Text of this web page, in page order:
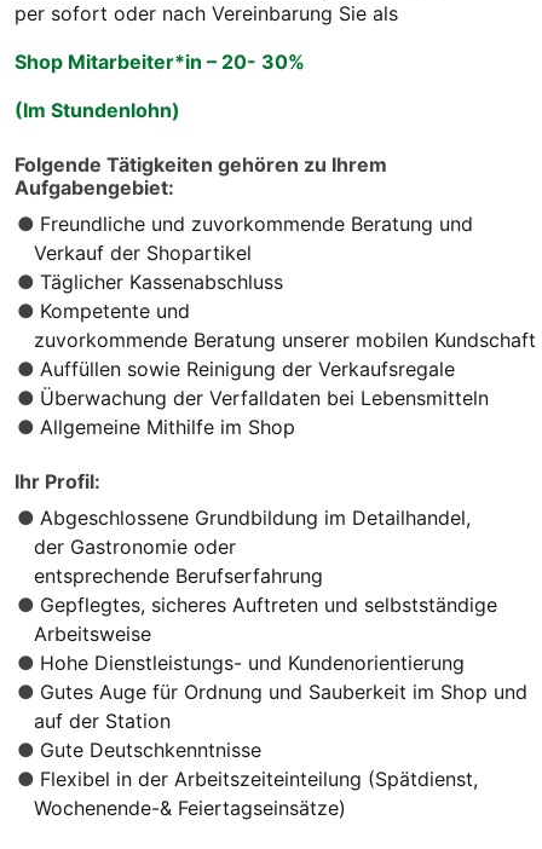
per sofort oder nach Vereinbarung Sie als
Shop Mitarbeiter*in – 20- 30%
(Im Stundenlohn)
Folgende Tätigkeiten gehören zu Ihrem
Aufgabengebiet:
Freundliche und zuvorkommende Beratung und
Verkauf der Shopartikel
Täglicher Kassenabschluss
Kompetente und
zuvorkommende Beratung unserer mobilen Kundschaft
Auffüllen sowie Reinigung der Verkaufsregale
Überwachung der Verfalldaten bei Lebensmitteln
Allgemeine Mithilfe im Shop
Ihr Profil:
Abgeschlossene Grundbildung im Detailhandel,
der Gastronomie oder
entsprechende Berufserfahrung
Gepflegtes, sicheres Auftreten und selbstständige
Arbeitsweise
Hohe Dienstleistungs- und Kundenorientierung
Gutes Auge für Ordnung und Sauberkeit im Shop und
auf der Station
Gute Deutschkenntnisse
Flexibel in der Arbeitszeiteinteilung (Spätdienst,
Wochenende-& Feiertagseinsätze)